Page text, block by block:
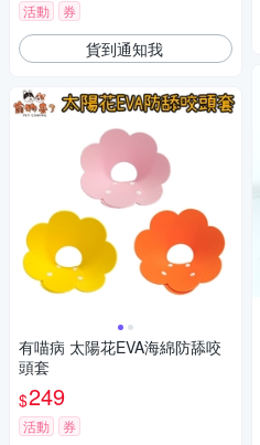
活動 券
貨到通知我
有喵病 太陽花EVA海綿防舔咬
頭套
$249
活動 券